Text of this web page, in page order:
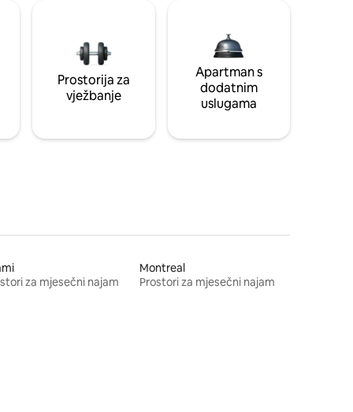
Prostorija za
vježbanje
Apartman s
dodatnim
uslugama
za mjesečni najam
Montreal
Prostori za mjesečni najam